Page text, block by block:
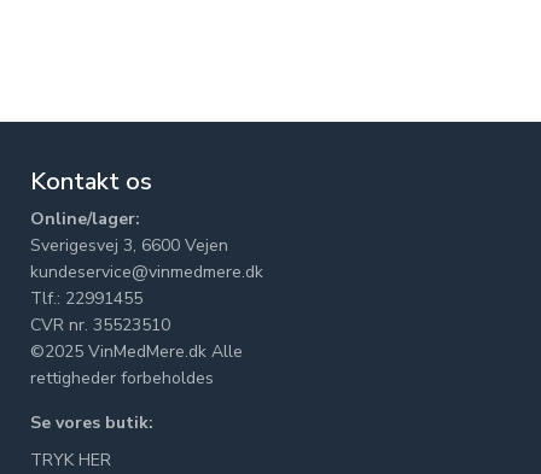
Kontakt os
Online/lager:
Sverigesvej 3, 6600 Vejen
kundeservice@vinmedmere.dk
Tlf.: 22991455
CVR nr. 35523510
©2025 VinMedMere.dk Alle
rettigheder forbeholdes
Se vores butik:
TRYK HER